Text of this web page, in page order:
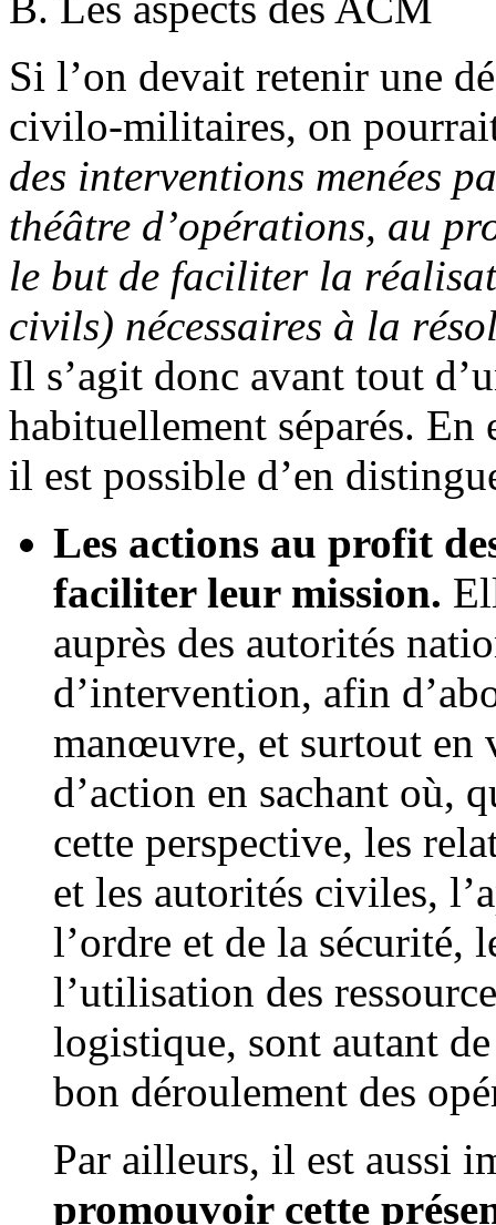
Si l’on devait retenir une
civilo-militaires, on
des interventions menées
théâtre d’opérations, au
le but de faciliter la
civils) nécessaires à la
Il s’agit donc avant tout
habituellement séparés. En
il est possible d’en
Les actions au profit
faciliter leur mission.
auprès des autorités
d’intervention, afin
manœuvre, et surtout en
d’action en sachant où,
cette perspective, les
et les autorités civiles,
l’ordre et de la sécurité,
l’utilisation des
logistique, sont autant
bon déroulement des
Par ailleurs, il est aussi
promouvoir cette